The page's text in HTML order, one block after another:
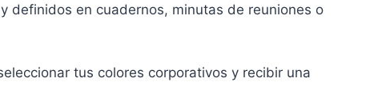
definidos en cuadernos, minutas de reuniones o
tus colores corporativos y recibir una